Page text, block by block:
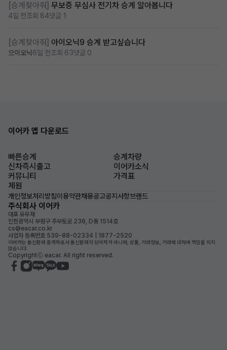
[승계찾아줘] 무보증 무심사 전기차 승계 알아봅니다
4일 전조회 84댓글 1
[승계찾아줘] 아이오닉9 승계 받고싶습니다
으이오닉6일 전조회 63댓글 0
이어카 앱 다운로드
빠른승계
승계차량
신차즉시출고
이어카소식
커뮤니티
가격표
제원
개인정보처리방침이용약관채용공고공지사항브랜드
주식회사 이어카
대표 유우재
인천광역시 부평구 주부토로 236, D동 1514호
cs@eacar.co.kr
사업자 등록번호 539-88-02334 | 1877-2520
이어카는 통신판매 중개자로서 통신판매의 당사자가 아니며, 상품, 거래정보, 거래에 대하여 책임을 지지
않습니다.
Copyrightⓒ eacar. All right reserved.